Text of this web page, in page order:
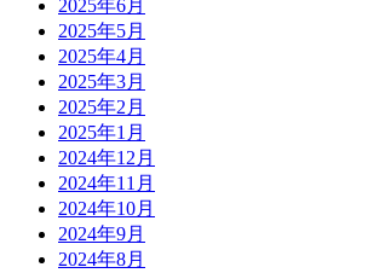
2025年6月
2025年5月
2025年4月
2025年3月
2025年2月
2025年1月
2024年12月
2024年11月
2024年10月
2024年9月
2024年8月